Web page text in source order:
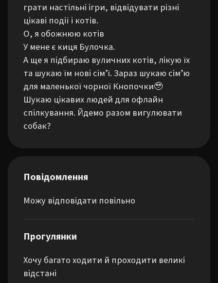
грати настільні ігри, відвідувати різні
цікаві події і котів.
О, я обожнюю котів
У мене є киця Булочка.
А ще я підбираю вуличних котів, лікую їх
та шукаю їм нові сімʼї. Зараз шукаю сімʼю
для маленької чорної Кнопочки🥹
Шукаю цікавих людей для офлайн
спілкування. Йдемо разом вигулювати
собак?
Повідомлення
Можу відповідати повільно
Прогулянки
Хочу багато ходити й проходити великі
відстані